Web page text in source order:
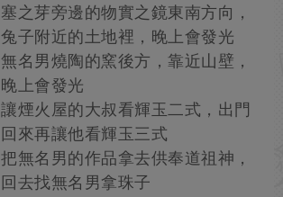
塞之芽旁邊的物實之鏡東南方向，
兔子附近的土地裡，晚上會發光
無名男燒陶的窯後方，靠近山壁，
晚上會發光
讓煙火屋的大叔看輝玉二式，出門
回來再讓他看輝玉三式
把無名男的作品拿去供奉道祖神，
回去找無名男拿珠子